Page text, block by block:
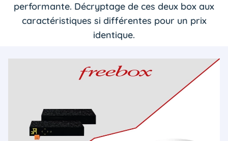
performante. Décryptage de ces deux box aux
caractéristiques si différentes pour un prix
identique.